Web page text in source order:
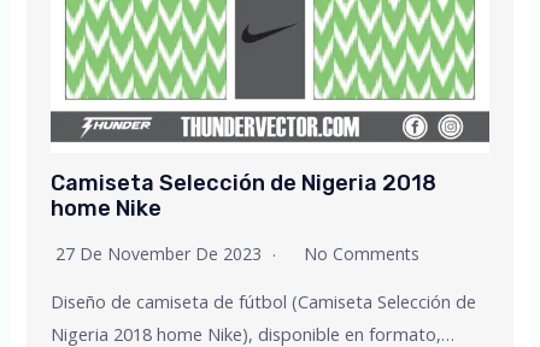
Camiseta Selección de Nigeria 2018
home Nike
27 De November De 2023 No Comments
Diseño de camiseta de fútbol (Camiseta Selección de
Nigeria 2018 home Nike), disponible en formato,…